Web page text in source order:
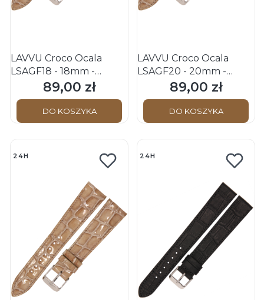
LAVVU Croco Ocala
LSAGF18 - 18mm -
BEŻOWY - Skórzany
pasek do zegarka
Cena
89,00 zł
DO KOSZYKA
LAVVU Croco Ocala
LSAGF20 - 20mm -
BEŻOWY - Skórzany
pasek do zegarka
Cena
89,00 zł
DO KOSZYKA
24H 24H